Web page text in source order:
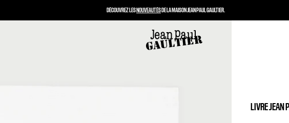
LIVRE JEAN
DÉCOUVREZ LESNOUVEAUTÉSDE LA MAISON JEAN PAUL GAULTIER.